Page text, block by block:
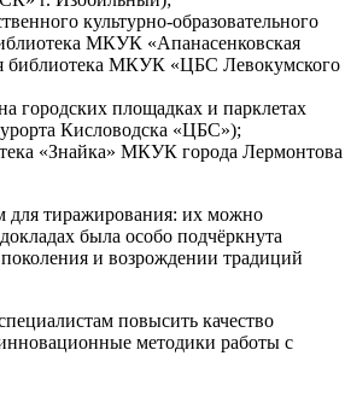
культурно-образовательного
МКУК «Апанасенковская
библиотека МКУК «ЦБС Левокумского
городских площадках и парклетах
Кисловодска «ЦБС»);
«Знайка» МКУК города Лермонтова
для тиражирования: их можно
была особо подчёркнута
и возрождении традиций
повысить качество
методики работы с